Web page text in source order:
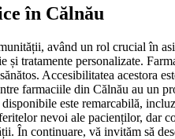
în Călnău
având un rol crucial în
și tratamente personalizate.
Accesibilitatea acestora
farmaciile din Călnău au un
este remarcabilă,
nevoi ale pacienților,
În continuare, vă invităm să